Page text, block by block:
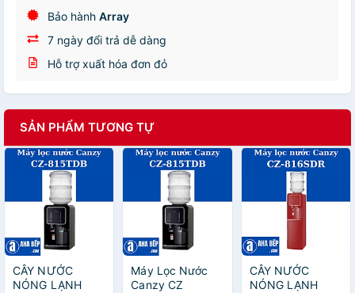
Bảo hành Array
7 ngày đổi trả dễ dàng
Hỗ trợ xuất hóa đơn đỏ
SẢN PHẨM TƯƠNG TỰ
CÂY NƯỚC
NÓNG LẠNH
Máy Lọc Nước
Canzy CZ
CÂY NƯỚC
NÓNG LẠNH